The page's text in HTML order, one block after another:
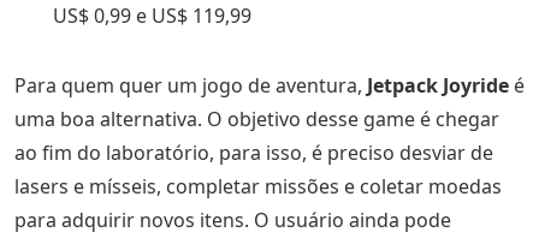
US$ 0,99 e US$ 119,99
Para quem quer um jogo de aventura, Jetpack Joyride é
uma boa alternativa. O objetivo desse game é chegar
ao fim do laboratório, para isso, é preciso desviar de
lasers e mísseis, completar missões e coletar moedas
para adquirir novos itens. O usuário ainda pode